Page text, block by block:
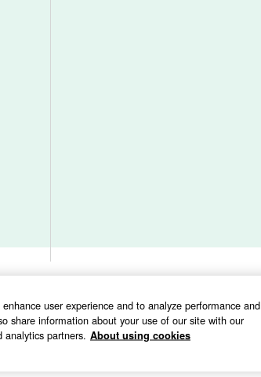
user experience and to analyze performance and
share information about your use of our site with our
analytics partners. About using cookies